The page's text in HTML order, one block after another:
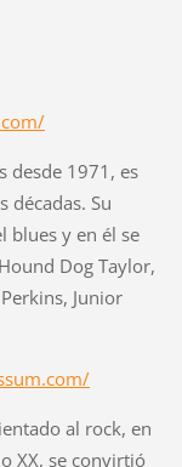
desde 1971, es
décadas. Su
blues y en él se
Dog Taylor,
Junior
al rock, en
XX, se convirtió